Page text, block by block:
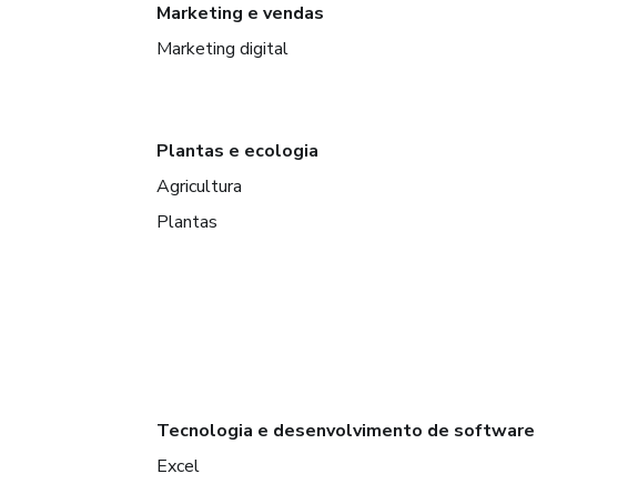
Marketing e vendas
Marketing digital
Plantas e ecologia
Agricultura
Plantas
Tecnologia e desenvolvimento de software
Excel